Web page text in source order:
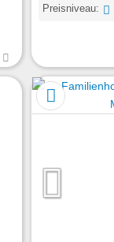
Preisniveau: